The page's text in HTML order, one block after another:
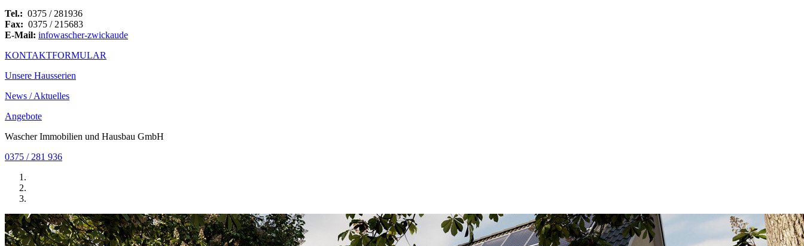
Tel.: 0375 / 281936
Fax: 0375 / 215683
E-Mail: infowascher-zwickaude
KONTAKTFORMULAR
Unsere Hausserien
News / Aktuelles
Angebote
Wascher Immobilien und Hausbau GmbH
0375 / 281 936